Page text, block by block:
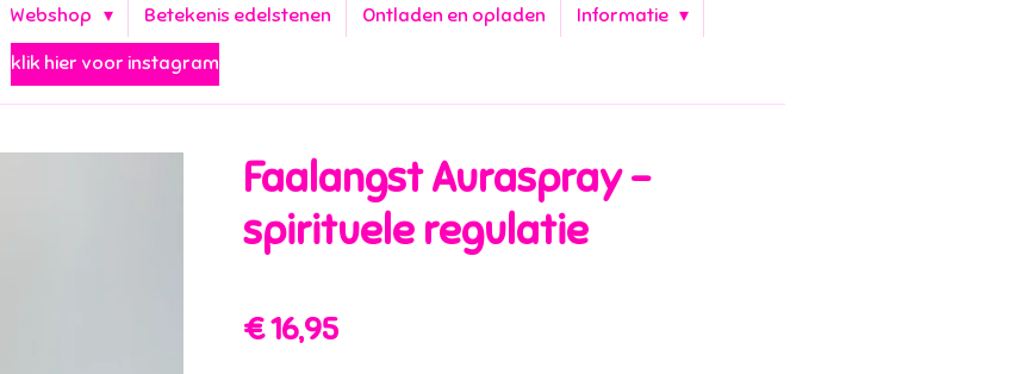
Webshop Betekenis edelstenen Ontladen en opladen
Informatie
klik hier voor instagram
Faalangst Auraspray -
spirituele regulatie
€ 16,95